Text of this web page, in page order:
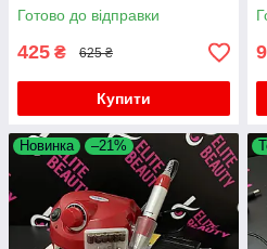
Готово до відправки
425 ₴ 625 ₴
Купити
Новинка –21%